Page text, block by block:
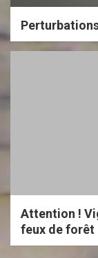
Attention !
feux de forêt